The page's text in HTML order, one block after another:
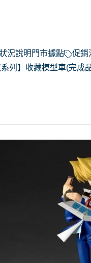
況說明 門市據點 促銷
列】 收藏模型車(完成
BBR